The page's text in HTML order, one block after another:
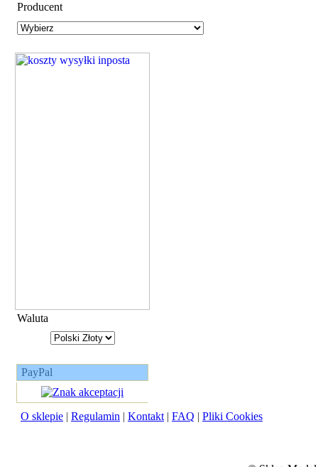
Producent
Waluta
PayPal
O sklepie | Regulamin | Kontakt | FAQ | Pliki Cookies